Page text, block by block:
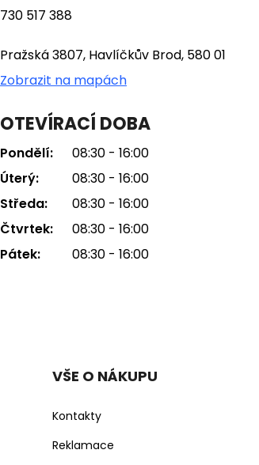
730 517 388
Pražská 3807, Havlíčkův Brod, 580 01
Zobrazit na mapách
OTEVÍRACÍ DOBA
Pondělí:
08:30 - 16:00
Úterý:
08:30 - 16:00
Středa:
08:30 - 16:00
Čtvrtek:
08:30 - 16:00
Pátek:
08:30 - 16:00
VŠE O NÁKUPU
Kontakty
Reklamace